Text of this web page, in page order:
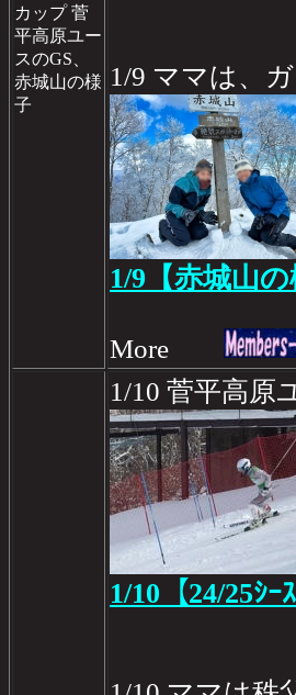
カップ 菅
平高原ユー
スのGS、
赤城山の様
子
1/9 ママは、
1/9【赤城山の
More
1/10 菅平高原
1/10【24/25ｼ